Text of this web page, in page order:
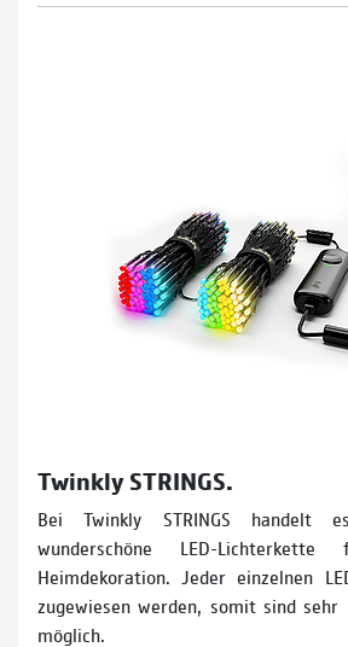
Twinkly STRINGS.
Bei Twinkly STRINGS handelt
wunderschöne LED-
Heimdekoration. Jeder einzelnen
zugewiesen werden, somit sind
möglich.